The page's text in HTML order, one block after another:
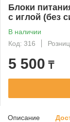
Блоки
с иглой (без
В наличии
Код: 316
5 500 ₸
Описание